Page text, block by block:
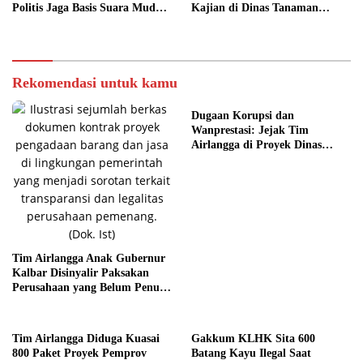
Politis Jaga Basis Suara Muda
Kajian di Dinas Tanaman
Rekomendasi untuk kamu
Tim Airlangga Anak Gubernur
Kalbar Disinyalir Paksakan
Perusahaan yang Belum Penuhi
Dugaan Korupsi dan
Wanprestasi: Jejak Tim
Airlangga di Proyek Dinas
Tim Airlangga Diduga Kuasai
800 Paket Proyek Pemprov
Gakkum KLHK Sita 600
Batang Kayu Ilegal Saat